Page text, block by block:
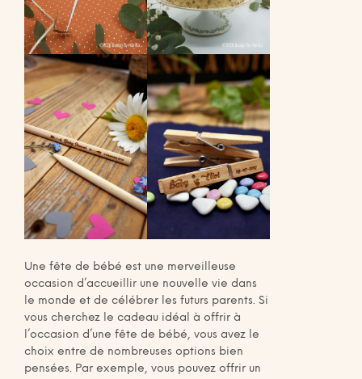
Une fête de bébé est une merveilleuse
occasion d’accueillir une nouvelle vie dans
le monde et de célébrer les futurs parents. Si
vous cherchez le cadeau idéal à offrir à
l’occasion d’une fête de bébé, vous avez le
choix entre de nombreuses options bien
pensées. Par exemple, vous pouvez offrir un